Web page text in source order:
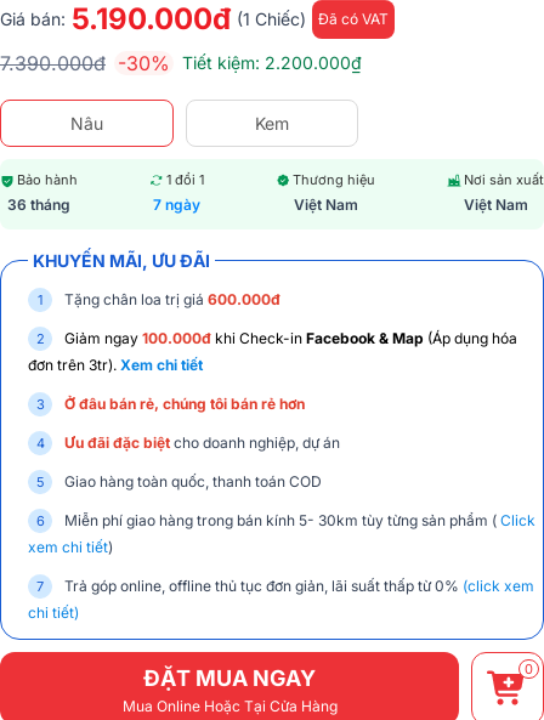
Giá bán: 5.190.000đ (1 Chiếc) Đã có VAT
7.390.000đ -30% Tiết kiệm: 2.200.000₫
Nâu Kem
Bảo hành
36 tháng
1 đổi 1
7 ngày
Thương hiệu
Việt Nam
Nơi sản xuất
Việt Nam
KHUYẾN MÃI, ƯU ĐÃI
Tặng chân loa trị giá 600.000đ
Giảm ngay 100.000đ khi Check-in Facebook & Map (Áp dụng hóa
đơn trên 3tr). Xem chi tiết
Ở đâu bán rẻ, chúng tôi bán rẻ hơn
Ưu đãi đặc biệt cho doanh nghiệp, dự án
Giao hàng toàn quốc, thanh toán COD
Miễn phí giao hàng trong bán kính 5- 30km tùy từng sản phẩm ( Click
xem chi tiết)
Trả góp online, offline thủ tục đơn giản, lãi suất thấp từ 0% (click xem
chi tiết)
ĐẶT MUA NGAY
Mua Online Hoặc Tại Cửa Hàng
0